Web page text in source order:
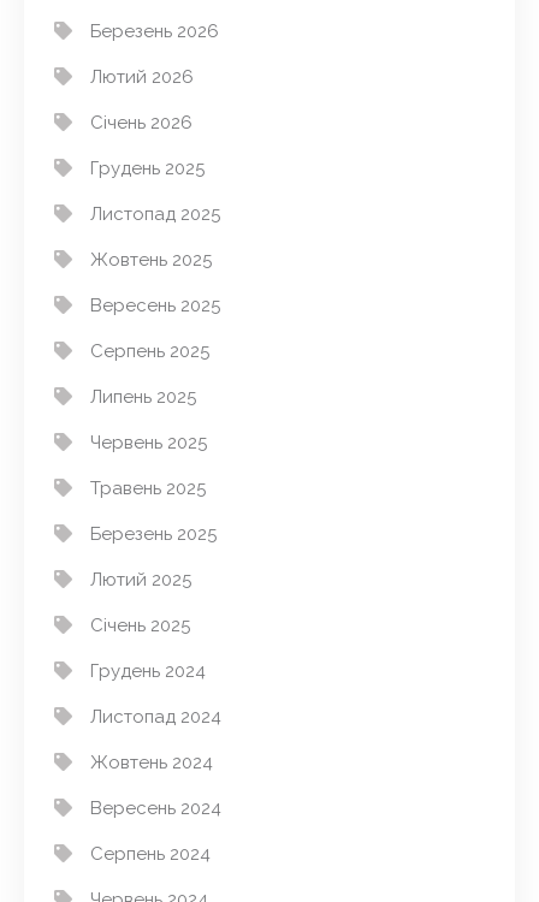
Березень 2026
Лютий 2026
Січень 2026
Грудень 2025
Листопад 2025
Жовтень 2025
Вересень 2025
Серпень 2025
Липень 2025
Червень 2025
Травень 2025
Березень 2025
Лютий 2025
Січень 2025
Грудень 2024
Листопад 2024
Жовтень 2024
Вересень 2024
Серпень 2024